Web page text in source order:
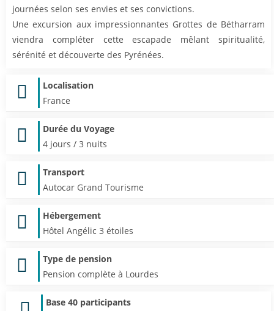
journées selon ses envies et ses convictions.
Une excursion aux impressionnantes Grottes de Bétharram
viendra compléter cette escapade mêlant spiritualité,
sérénité et découverte des Pyrénées.
Localisation
France
Durée du Voyage
4 jours / 3 nuits
Transport
Autocar Grand Tourisme
Hébergement
Hôtel Angélic 3 étoiles
Type de pension
Pension complète à Lourdes
Base 40 participants